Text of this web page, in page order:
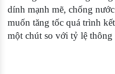
dính mạnh mẽ, chống
muốn tăng tốc quá trình
một chút so với tỷ lệ thông